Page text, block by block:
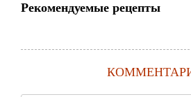
Рекомендуемые рецепты